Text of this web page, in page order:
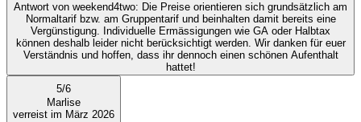
Antwort von weekend4two: Die Preise orientieren sich grundsätzlich am
Normaltarif bzw. am Gruppentarif und beinhalten damit bereits eine
Vergünstigung. Individuelle Ermässigungen wie GA oder Halbtax
können deshalb leider nicht berücksichtigt werden. Wir danken für euer
Verständnis und hoffen, dass ihr dennoch einen schönen Aufenthalt
hattet!
5/6
Marlise
verreist im März 2026